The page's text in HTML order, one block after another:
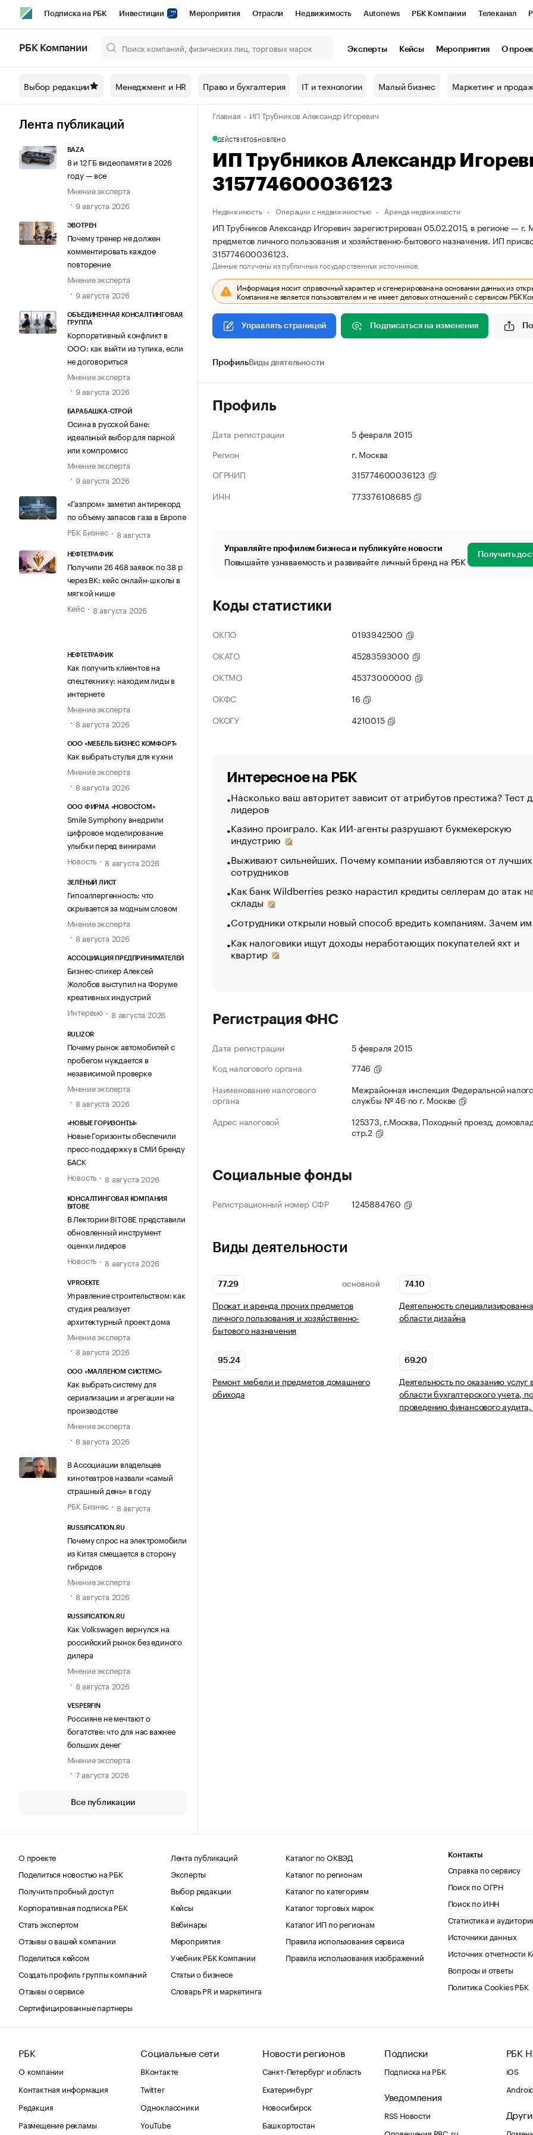
Подписка на РБК Инвестиции Мероприятия Отрасли Недвижимость Autonews РБК Компании Телеканал
Спецпроекты СПб Конференции СПб Спецпроекты Проверка контрагентов
Технологии и медиа Рынок наличной валюты
РБК Компании Эксперты Кейсы Мероприятия О
Выбор редакции Менеджмент и HR Право и бухгалтерия IT и технологии Малый бизнес Маркетинг и
Лента публикаций
BAZA
8 и 12 ГБ видеопамяти в 2026
году — все
Мнение эксперта
9 августа 2026
ЭВОТРЕН
Почему тренер не должен
комментировать каждое
повторение
Мнение эксперта
9 августа 2026
ОБЪЕДИНЕННАЯ КОНСАЛТИНГОВАЯ
ГРУППА
Корпоративный конфликт в
ООО: как выйти из тупика, если
не договориться
Мнение эксперта
9 августа 2026
БАРАБАШКА-СТРОЙ
Осина в русской бане:
идеальный выбор для парной
или компромисс
Мнение эксперта
9 августа 2026
«Газпром» заметил антирекорд
по объему запасов газа в Европе
РБК Бизнес
8 августа
НЕФТЕТРАФИК
Получили 26 468 заявок по 38 р
через ВК: кейс онлайн-школы в
мягкой нише
Кейс
8 августа 2026
НЕФТЕТРАФИК
Как получить клиентов на
спецтехнику: находим лиды в
интернете
Мнение эксперта
8 августа 2026
ООО «МЕБЕЛЬ БИЗНЕС КОМФОРТ»
Как выбрать стулья для кухни
Мнение эксперта
8 августа 2026
ООО ФИРМА «НОВОСТОМ»
Smile Symphony внедрили
цифровое моделирование
улыбки перед винирами
Новость
8 августа 2026
ЗЕЛЁНЫЙ ЛИСТ
Гипоаллергенность: что
скрывается за модным словом
Мнение эксперта
8 августа 2026
АССОЦИАЦИЯ ПРЕДПРИНИМАТЕЛЕЙ
Бизнес-спикер Алексей
Жолобов выступил на Форуме
креативных индустрий
Интервью
8 августа 2026
RULIZOR
Почему рынок автомобилей с
пробегом нуждается в
независимой проверке
Мнение эксперта
8 августа 2026
«НОВЫЕ ГОРИЗОНТЫ»
Новые Горизонты обеспечили
пресс-поддержку в СМИ бренду
БАСК
Новость
8 августа 2026
КОНСАЛТИНГОВАЯ КОМПАНИЯ
BITOBE
В Лектории BITOBE представили
обновленный инструмент
оценки лидеров
Новость
8 августа 2026
VPROEKTE
Управление строительством: как
студия реализует
архитектурный проект дома
Мнение эксперта
8 августа 2026
ООО «МАЛЛЕНОМ СИСТЕМС»
Как выбрать систему для
сериализации и агрегации на
производстве
Мнение эксперта
8 августа 2026
В Ассоциации владельцев
кинотеатров назвали «самый
страшный день» в году
РБК Бизнес
8 августа
RUSSIFICATION.RU
Почему спрос на электромобили
из Китая смещается в сторону
гибридов
Мнение эксперта
8 августа 2026
RUSSIFICATION.RU
Как Volkswagen вернулся на
российский рынок без единого
дилера
Мнение эксперта
8 августа 2026
VESPERFIN
Россияне не мечтают о
богатстве: что для нас важнее
больших денег
Мнение эксперта
7 августа 2026
Все публикации
Главная ИП Трубников Александр Игоревич
ДЕЙСТВУЕТОБНОВЛЕНО
ИП Трубников Александр
315774600036123
Недвижимость Операции с недвижимостью Аренда недвижимости
ИП Трубников Александр Игоревич зарегистрирован 05.02.2015, в регионе —
предметов личного пользования и хозяйственно-бытового назначения. ИП
315774600036123.
Данные получены из публичных государственных источников.
Информация носит справочный характер и сгенерирована на основании данных из
Компания не является пользователем и не имеет деловых отношений с сервисом РБК
Управлять страницей Подписаться на изменения
ПрофильВиды деятельности
Профиль
Дата регистрации
5 февраля 2015
Регион
г. Москва
ОГРНИП
315774600036123
ИНН
773376108685
Управляйте профилем бизнеса и публикуйте новости
Повышайте узнаваемость и развивайте личный бренд на РБК Получить
Коды статистики
ОКПО
0193942500
ОКАТО
45283593000
ОКТМО
45373000000
ОКФС
16
ОКОГУ
4210015
Интересное на РБК
Насколько ваш авторитет зависит от атрибутов престижа? Тест
лидеров
Казино проиграло. Как ИИ-агенты разрушают букмекерскую
индустрию
Выживают сильнейших. Почему компании избавляются от лучших
сотрудников
Как банк Wildberries резко нарастил кредиты селлерам до атак
склады
Сотрудники открыли новый способ вредить компаниям. Зачем
Как налоговики ищут доходы неработающих покупателей яхт и
квартир
Регистрация ФНС
Дата регистрации
5 февраля 2015
Код налогового органа
7746
Наименование налогового
органа
Межрайонная инспекция Федеральной
службы № 46 по г. Москве
Адрес налоговой
125373, г.Москва, Походный проезд,
стр.2
Социальные фонды
Регистрационный номер СФР 1245884760
Виды деятельности
77.29 ОСНОВНОЙ
Прокат и аренда прочих предметов
личного пользования и хозяйственно-
бытового назначения
74.10
Деятельность
области дизайна
95.24
Ремонт мебели и предметов домашнего
обихода
69.20
Деятельность по оказанию услуг
области бухгалтерского учета, по
проведению финансового
О проекте
Поделиться новостью на РБК
Получить пробный доступ
Корпоративная подписка РБК
Стать экспертом
Отзывы о вашей компании
Поделиться кейсом
Создать профиль группы компаний
Отзывы о сервисе
Сертифицированные партнеры
Лента публикаций
Эксперты
Выбор редакции
Кейсы
Вебинары
Мероприятия
Учебник РБК Компании
Статьи о бизнесе
Словарь PR и маркетинга
Каталог по ОКВЭД
Каталог по регионам
Каталог по категориям
Каталог торговых марок
Каталог ИП по регионам
Правила использования сервиса
Правила использования изображений
Контакты
Справка по сервису
Поиск по ОГРН
Поиск по ИНН
Статистика и
Источники данных
Источник отчетности
Вопросы и ответы
Политика Cookies РБК
РБК
О компании
Контактная информация
Редакция
Размещение рекламы
Социальные сети
ВКонтакте
Twitter
Одноклассники
YouTube
Новости регионов
Санкт-Петербург и область
Екатеринбург
Новосибирск
Башкортостан
Подписки
Подписка на РБК
Уведомления
RSS Новости
Оповещения RBC.ru
РБК
iOS